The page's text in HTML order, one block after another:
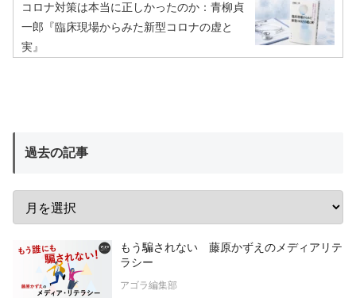
コロナ対策は本当に正しかったのか：青柳貞
一郎『臨床現場からみた新型コロナの虚と
実』
過去の記事
もう騙されない 藤原かずえのメディアリテ
ラシー
アゴラ編集部